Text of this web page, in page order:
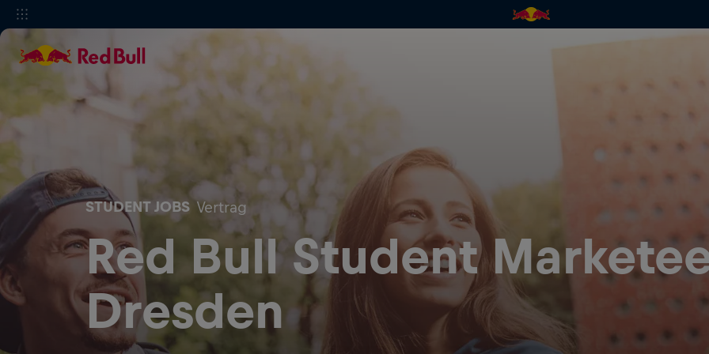
STUDENT JOBS Vertrag
Red Bull Student
Dresden